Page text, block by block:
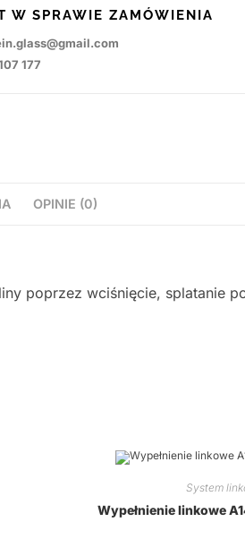
W SPRAWIE ZAMÓWIENIA
177
OPINIE (0)
poprzez wciśnięcie, splatanie
System
Wypełnienie linkowe